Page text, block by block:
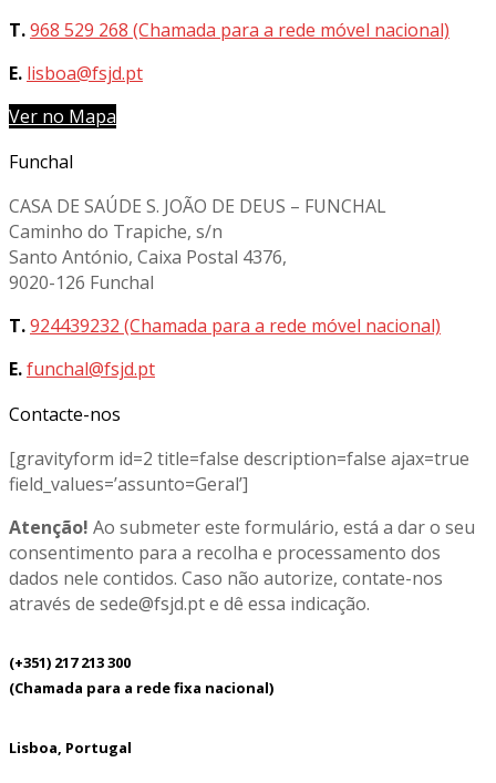
T.968 529 268 (Chamada para a rede móvel nacional)
E. lisboa@fsjd.pt
Ver no Mapa
Funchal
CASA DE SAÚDE S. JOÃO DE DEUS – FUNCHAL
Caminho do Trapiche, s/n
Santo António, Caixa Postal 4376,
9020-126 Funchal
T.924439232 (Chamada para a rede móvel nacional)
E.funchal@fsjd.pt
Contacte-nos
[gravityform id=2 title=false description=false ajax=true
field_values=’assunto=Geral’]
Atenção! Ao submeter este formulário, está a dar o seu
consentimento para a recolha e processamento dos
dados nele contidos. Caso não autorize, contate-nos
através de sede@fsjd.pt e dê essa indicação.
(+351) 217 213 300
(Chamada para a rede fixa nacional)
Lisboa, Portugal